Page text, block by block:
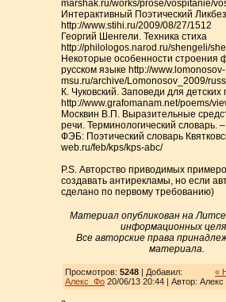
marshak.ru/works/prose/vospitanie/
Интерактивный Поэтический
http://www.stihi.ru/2009/08/27/1512
Георгий Шенгели. Техника стиха
http://philologos.narod.ru/shengeli/
Некоторые особенности строения
русском языке http://www.lomonosov-
msu.ru/archive/Lomonosov_2009/
К. Чуковский. Заповеди для детских
http://www.grafomanam.net/poems/
Москвин В.П. Выразительные
речи. Терминологический словарь.
ФЭБ: Поэтический словарь
web.ru/feb/kps/kps-abc/
P.S. Авторство приводимых
создавать антирекламы, но если
сделано по первому требованию)
Материал опубликован на
информационных
Все авторские права
материала.
«
Просмотров: 5248| Добавил:
Алекс_Фо20/06/13 20:44 | Автор: